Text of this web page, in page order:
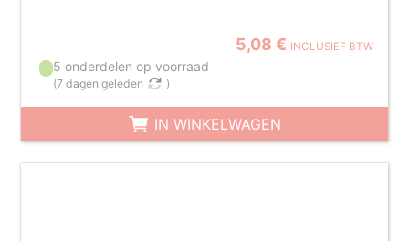
5,08 € INCLUSIEF BTW
5 onderdelen op voorraad
(7 dagen geleden )
IN WINKELWAGEN